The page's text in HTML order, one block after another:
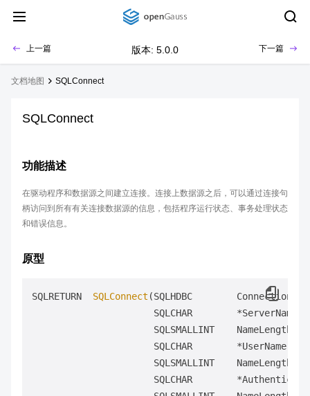
上一篇 版本: 5.0.0 下一篇
文档地图 SQLConnect
SQLConnect
功能描述
在驱动程序和数据源之间建立连接。连接上数据源之后，可以通过连接句
柄访问到所有有关连接数据源的信息，包括程序运行状态、事务处理状态
和错误信息。
原型
SQLRETURN SQLConnect (SQLHDBC
                      SQLCHAR        *ServerName,
                      SQLSMALLINT    NameLength1,
                      SQLCHAR        *UserName,
                      SQLSMALLINT    NameLength2,
SQLCHAR